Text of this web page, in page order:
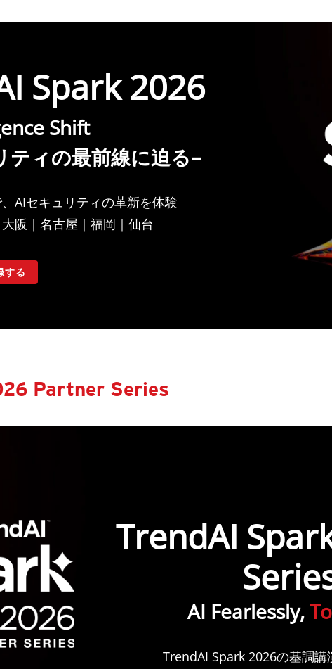
Spark 2026
Shift
ティの最前線に迫る–
AIセキュリティの革新を体験
阪｜名古屋｜福岡｜仙台
する
Partner Series
TrendAI
AI Fearlessly,
TrendAI Spark 2026の基調講